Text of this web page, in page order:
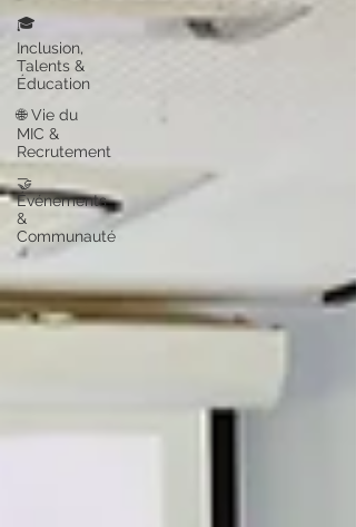
🎓
Inclusion,
Talents &
Éducation
🌐 Vie du
MIC &
Recrutement
🤝
Événements
&
Communauté